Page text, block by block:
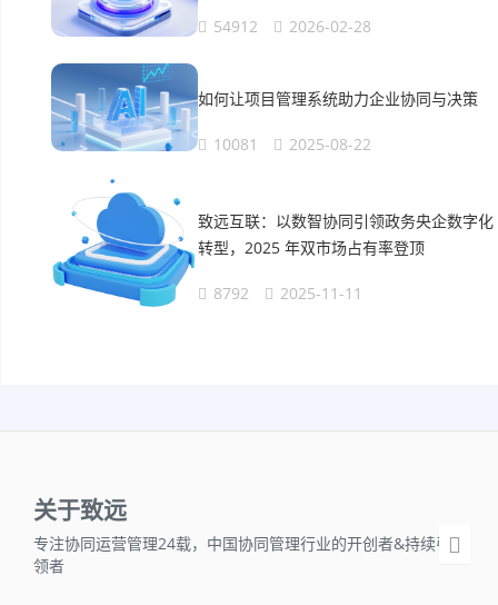
54912 2026-02-28
如何让项目管理系统助力企业协同与决策
10081 2025-08-22
致远互联：以数智协同引领政务央企数字化
转型，2025 年双市场占有率登顶
8792 2025-11-11
关于致远
专注协同运营管理24载，中国协同管理行业的开创者&持续引
领者